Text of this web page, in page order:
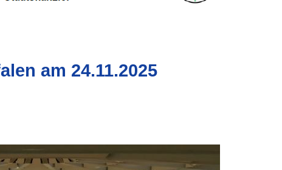
am 24.11.2025